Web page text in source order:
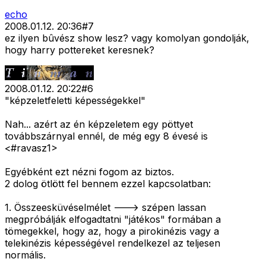
echo
2008.01.12. 20:36#7
ez ilyen bûvész show lesz? vagy komolyan gondolják,
hogy harry pottereket keresnek?
2008.01.12. 20:22#6
"képzeletfeletti képességekkel"
Nah... azért az én képzeletem egy pöttyet
továbbszárnyal ennél, de még egy 8 évesé is
<#ravasz1>
Egyébként ezt nézni fogom az biztos.
2 dolog ötlött fel bennem ezzel kapcsolatban:
1. Összeesküvéselmélet ---> szépen lassan
megpróbálják elfogadtatni "játékos" formában a
tömegekkel, hogy az, hogy a pirokinézis vagy a
telekinézis képességével rendelkezel az teljesen
normális.